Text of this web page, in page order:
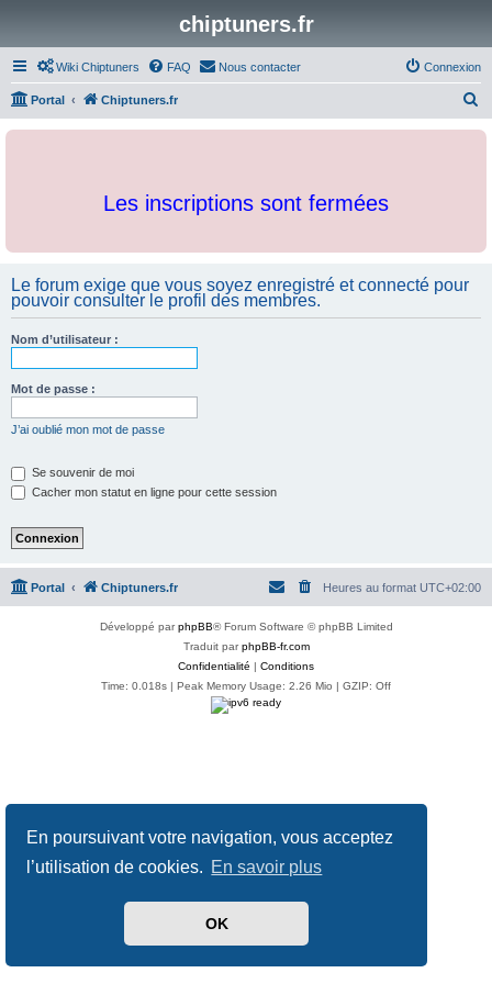
En poursuivant votre navigation, vous acceptez
l’utilisation de cookies. En savoir plus
OK
chiptuners.fr
Wiki Chiptuners FAQ Nous contacter Connexion
Portal Chiptuners.fr
c
Les inscriptions sont fermées
Le forum exige que vous soyez enregistré et connecté pour
pouvoir consulter le profil des membres.
Nom d’utilisateur :
Mot de passe :
J’ai oublié mon mot de passe
Se souvenir de moi
Cacher mon statut en ligne pour cette session
Portal Chiptuners.fr Heures au format UTC+02:00
Développé parphpBB® Forum Software © phpBB Limited
Traduit parphpBB-fr.com
Confidentialité | Conditions
Time: 0.018s | Peak Memory Usage: 2.26 Mio | GZIP: Off